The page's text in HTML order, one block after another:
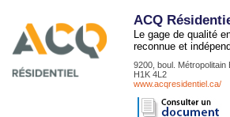
ACQ
Le gage de qualité
reconnue et
9200, boul. Métropolitain
H1K 4L2
www.acqresidentiel.ca/